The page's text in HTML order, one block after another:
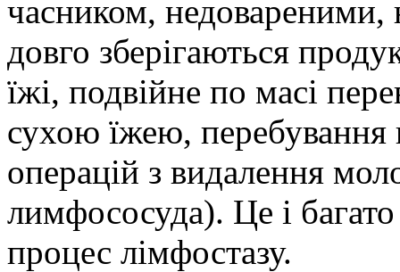
часником, недовареними,
довго зберігаються
їжі, подвійне по масі
сухою їжею, перебування
операцій з видалення
лимфососуда). Це і
процес лімфостазу.